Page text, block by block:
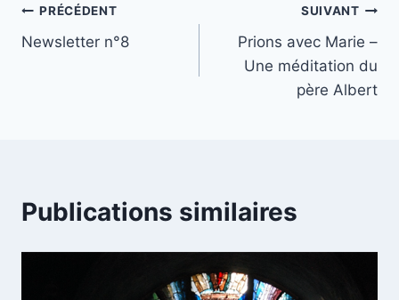
Navigation
de
PRÉCÉDENT
Newsletter n°8
SUIVANT
Prions avec Marie –
Une méditation du
père Albert
Publications similaires